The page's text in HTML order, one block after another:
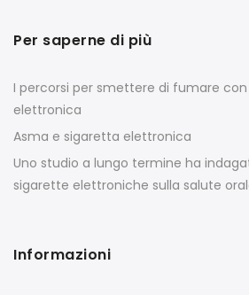
Per saperne di più
I percorsi per smettere di fumare
elettronica
Asma e sigaretta elettronica
Uno studio a lungo termine ha
sigarette elettroniche sulla salute
Informazioni